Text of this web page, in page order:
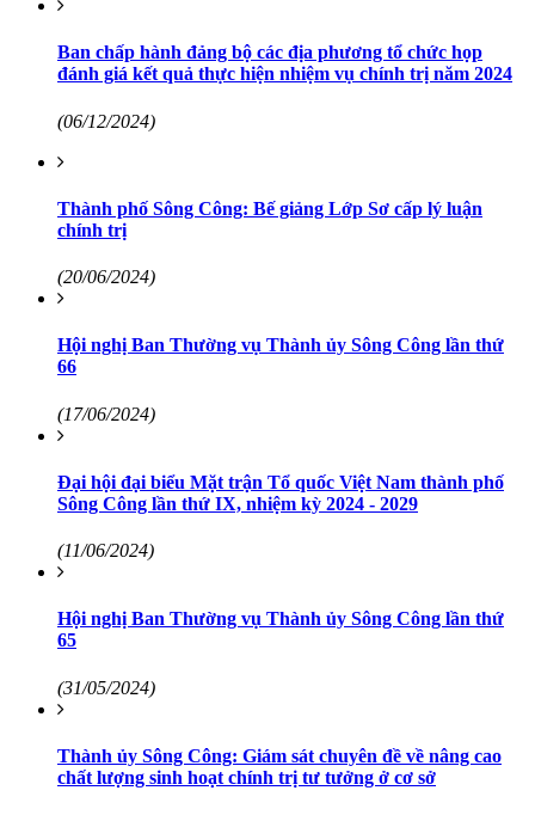
Ban chấp hành đảng bộ các địa phương tổ chức họp
đánh giá kết quả thực hiện nhiệm vụ chính trị năm 2024
(06/12/2024)
Thành phố Sông Công: Bế giảng Lớp Sơ cấp lý luận
chính trị
(20/06/2024)
Hội nghị Ban Thường vụ Thành ủy Sông Công lần thứ
66
(17/06/2024)
Đại hội đại biểu Mặt trận Tổ quốc Việt Nam thành phố
Sông Công lần thứ IX, nhiệm kỳ 2024 - 2029
(11/06/2024)
Hội nghị Ban Thường vụ Thành ủy Sông Công lần thứ
65
(31/05/2024)
Thành ủy Sông Công: Giám sát chuyên đề về nâng cao
chất lượng sinh hoạt chính trị tư tưởng ở cơ sở